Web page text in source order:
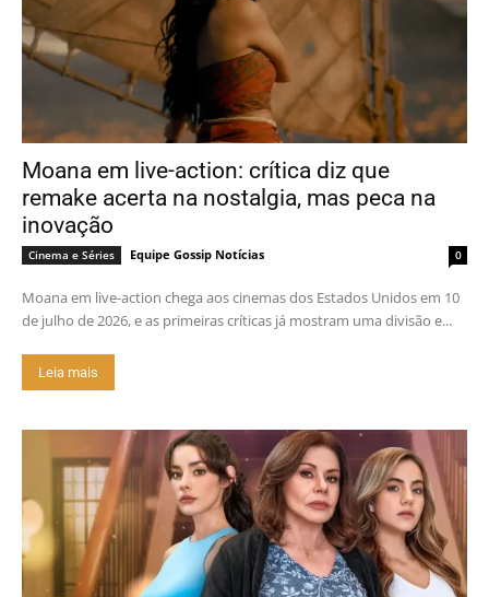
Moana em live-action: crítica diz que
remake acerta na nostalgia, mas peca na
inovação
Cinema e Séries Equipe Gossip Notícias 0
Moana em live-action chega aos cinemas dos Estados Unidos em 10
de julho de 2026, e as primeiras críticas já mostram uma divisão e...
Leia mais